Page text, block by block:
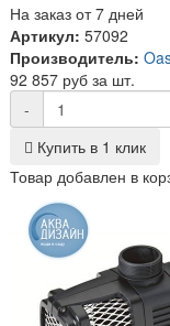
На заказ от 7 дней
Артикул: 57092
Производитель:
92 857 руб за шт.
-
Купить в 1 клик
Товар добавлен в